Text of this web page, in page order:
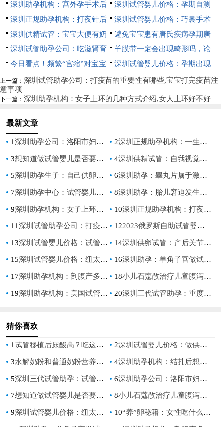
了解完全才好方范
跟多囊卵巢区别有多大，看看你
都知道吗？
深圳助孕机构：宫外孕手术后
别急着要孩子，否则容易出现问
题
深圳试管婴儿价格：孕期自测
胎儿性别的方法一览，一分钟便
能知晓胎儿是男是女
深圳正规助孕机构：打夜针后
出现的各种症状，会老是想吐
深圳试管婴儿价格：巧囊手术
对卵巢伤害较大，稍不注意还可
能再复发
深圳供精试管：宝宝大便有奶
瓣怎么回事？别慌，这是正常现
象
避免宝宝患有唐氏疾病孕期唐
氏筛查不可忽视
深圳试管助孕公司：吃滋肾育
胎虽然有副作用，但不一定使宝
宝脑瘫
羊膜带一定会出现畸形吗，论
羊膜带对宝宝有影响
今日看点！频繁“宫缩”对宝宝
有影响吗？
深圳试管婴儿价格：孕期出现
胎停怎么办，三分钟教会准妈妈
避免胎停方法
上一篇： 深圳试管助孕公司：打疫苗的重要性有哪些,宝宝打完疫苗注
意事项
下一篇： 深圳助孕机构：女子上环的几种方式介绍,女人上环好不好
最新文章
1深圳助孕公司：洛阳市妇幼保健院试管成功率一览，附河南省试管医院推荐 2深圳正规助孕机构：一生最多做一次腹腔镜手术，因为它多少有点危害
3想知道做试管婴儿是否要养囊，养囊的标准是什么- 4深圳供精试管：自我视觉检查，让你及时发现视力问题
5深圳助孕生子：自己供卵试管婴儿的全流程一文揭晓 6深圳助孕：睾丸片属于激素药，副作用大请谨慎使用
7深圳助孕中心：试管婴儿比自然受孕更容易流产？流产率其实相差不大 8深圳助孕：胎儿窘迫发生的原因是什么,剖腹产是最佳选择
9深圳助孕机构：女子上环的几种方式介绍,女人上环好不好 10深圳正规助孕机构：打夜针后出现的各种症状，会老是想吐
11深圳试管助孕公司：打疫苗的重要性有哪些,宝宝打完疫苗注意事项 122023俄罗斯自助试管婴儿攻略，三分钟带你了解全部流程！
13深圳试管婴儿价格：试管婴儿每一代区别，三代成功率更高吗 14深圳供卵试管：产后关节痒要警惕，这些保健问题不容忽视
15深圳试管婴儿价格：纽太特深度水解奶粉怎么样？宝宝喝了之后会不会更好 16深圳助孕：单角子宫做试管着床不容易，想成功这些事项一个都不能漏
17深圳助孕机构：剖腹产多长时间刀口能完全愈合好,剖腹产完了需要注意什么 18小儿石蔻散治疗儿童腹泻效果好，正确的用法及用量分享
19深圳助孕机构：美国试管婴儿花费明细起伏太大小心都是不正规机构 20深圳三代试管助孕：重度无精症睾丸穿刺失败了怎么办？深入了解调理后再次尝试的必要性
猜你喜欢
1试管移植后尿酸高？吃这些食物可缓解 2深圳试管婴儿价格：做供精试管满足哪些条件,这几个条件满足了吗
3水解奶粉和普通奶粉营养差不多！但水解奶粉更利于宝宝吸收 4深圳助孕机构：结扎后想生育可以做复通手术，需要多少钱看完就知道_1
5深圳三代试管助孕：试管婴儿囊胚移植时间，最好在排卵5天后进行 6深圳助孕公司：洛阳市妇幼保健院试管成功率一览，附河南省试管医院推荐
7想知道做试管婴儿是否要养囊，养囊的标准是什么- 8小儿石蔻散治疗儿童腹泻效果好，正确的用法及用量分享
9深圳试管婴儿价格：纽太特深度水解奶粉怎么样？宝宝喝了之后会不会更好 10“养”卵秘籍：女性吃什么可以提升卵子质量？